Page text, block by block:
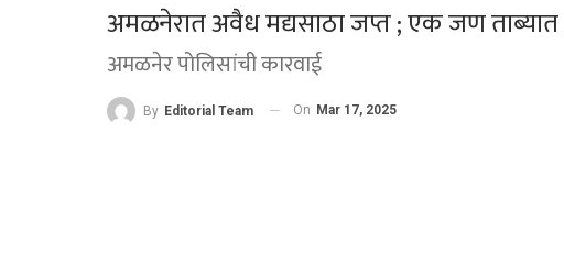
अमळनेरात अवैध मद्यसाठा जप्त ; एक जण ताब्यात
अमळनेर पोलिसांची कारवाई
By Editorial Team On Mar 17, 2025